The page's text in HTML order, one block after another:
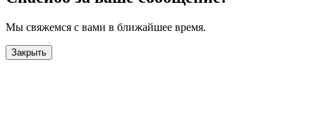
Мы свяжемся с вами в ближайшее время.
Закрыть